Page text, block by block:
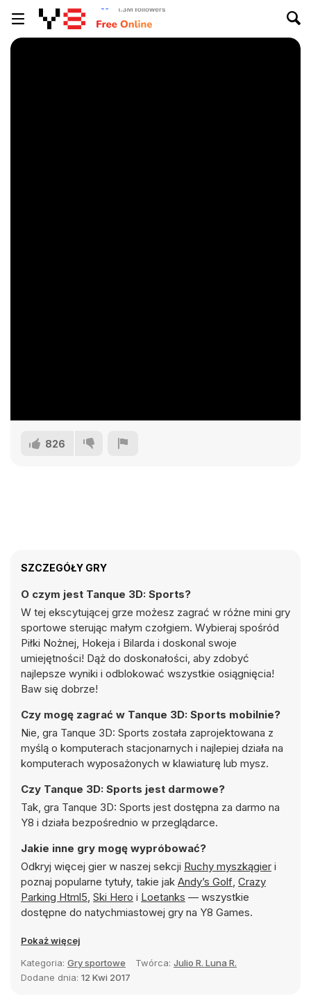
826
SZCZEGÓŁY GRY
O czym jest Tanque 3D: Sports?
W tej ekscytującej grze możesz zagrać w różne mini gry
sportowe sterując małym czołgiem. Wybieraj spośród
Piłki Nożnej, Hokeja i Bilarda i doskonal swoje
umiejętności! Dąż do doskonałości, aby zdobyć
najlepsze wyniki i odblokować wszystkie osiągnięcia!
Baw się dobrze!
Czy mogę zagrać w Tanque 3D: Sports mobilnie?
Nie, gra Tanque 3D: Sports została zaprojektowana z
myślą o komputerach stacjonarnych i najlepiej działa na
komputerach wyposażonych w klawiaturę lub mysz.
Czy Tanque 3D: Sports jest darmowe?
Tak, gra Tanque 3D: Sports jest dostępna za darmo na
Y8 i działa bezpośrednio w przeglądarce.
Jakie inne gry mogę wypróbować?
Odkryj więcej gier w naszej sekcji Ruchy myszkągier i
poznaj popularne tytuły, takie jak Andy’s Golf, Crazy
Parking Html5, Ski Hero i Loetanks — wszystkie
dostępne do natychmiastowej gry na Y8 Games.
Pokaż więcej
Kategoria: Gry sportowe Twórca: Julio R. Luna R.
Dodane dnia: 12 Kwi 2017